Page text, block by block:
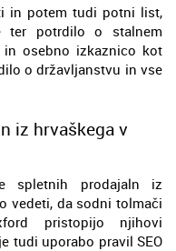
in potem tudi potni list,
ter potrdilo o stalnem
in osebno izkaznico kot
o državljanstvu in vse
iz hrvaškega v
spletnih prodajaln iz
vedeti, da sodni tolmači
pristopijo njihovi
tudi uporabo pravil SEO